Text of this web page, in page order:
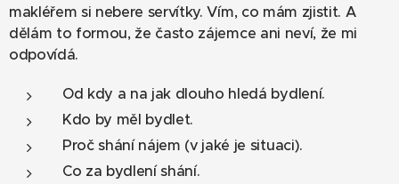
makléřem si nebere servítky. Vím, co mám zjistit. A
dělám to formou, že často zájemce ani neví, že mi
odpovídá.
Od kdy a na jak dlouho hledá bydlení.
Kdo by měl bydlet.
Proč shání nájem (v jaké je situaci).
Co za bydlení shání.